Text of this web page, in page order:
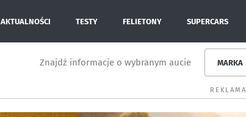
AKTUALNOŚCI TESTY FELIETONY SUPERCARS
Znajdź informacje o wybranym aucie MARKA
REKLAMA